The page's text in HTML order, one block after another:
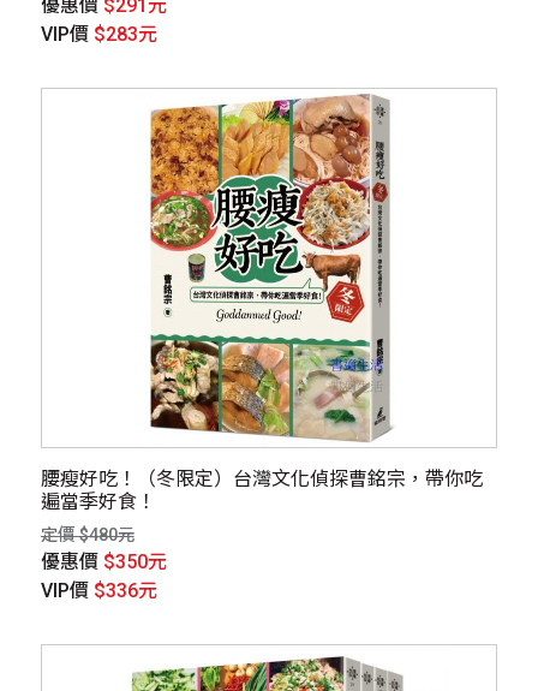
優惠價 $291元
VIP價 $283元
腰瘦好吃！（冬限定）台灣文化偵探曹銘宗，帶你吃
遍當季好食！
定價 $480元
優惠價 $350元
VIP價 $336元